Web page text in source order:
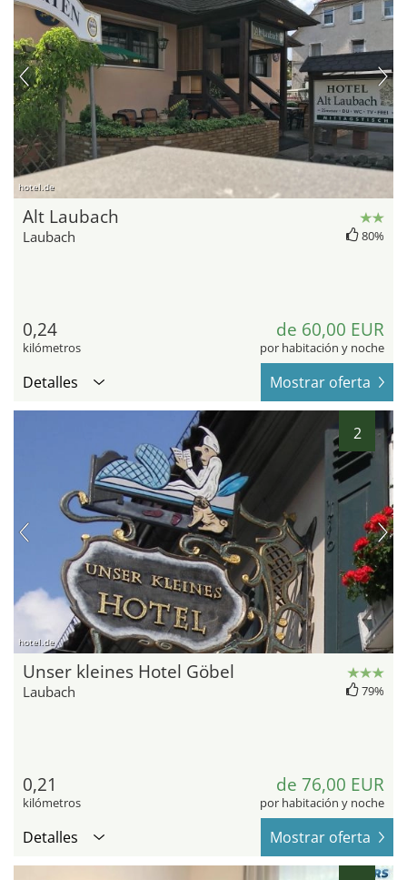
hotel.de
Alt Laubach
Laubach 80%
0,24
kilómetros
de 60,00 EUR
por habitación y noche
Detalles Mostrar oferta
2
hotel.de
Unser kleines Hotel Göbel
Laubach 79%
0,21
kilómetros
de 76,00 EUR
por habitación y noche
Detalles Mostrar oferta